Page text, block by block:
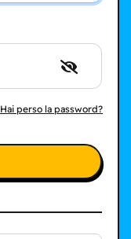
Hai perso la password?